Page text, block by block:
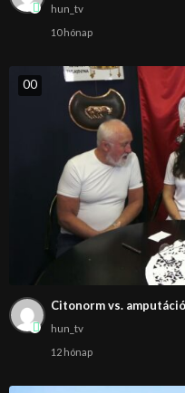
hun_tv
10 hónap
00
Citonorm vs. amputáció
hun_tv
12 hónap